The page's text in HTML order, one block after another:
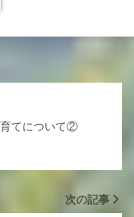
育てについて②
次の記事